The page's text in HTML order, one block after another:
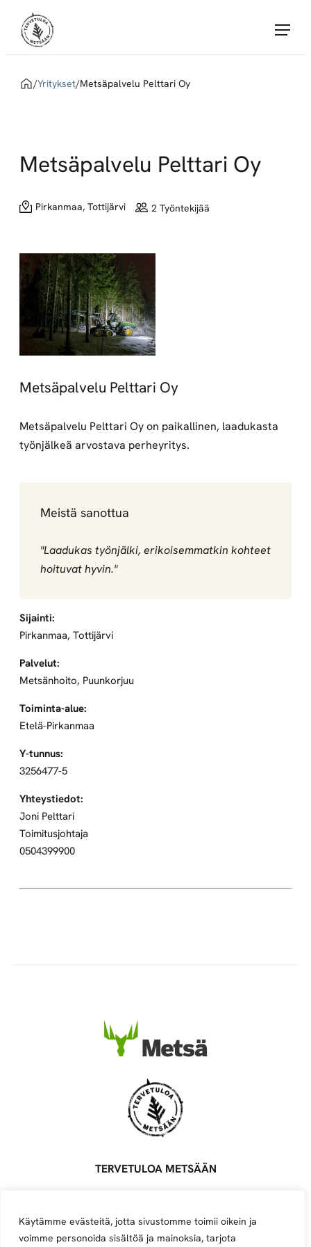
Käytämme evästeitä, jotta sivustomme toimii oikein ja
voimme personoida sisältöä ja mainoksia, tarjota
Siirry
suoraan
Tervetuloa Metsään!
Metsään
yhdistää
Groupin
ja
etsivät
huippuosaajat.
Home
/Yritykset/Metsäpalvelu Pelttari Oy
Metsäpalvelu Pelttari Oy
Pirkanmaa, Tottijärvi 2 Työntekijää
Metsäpalvelu Pelttari Oy
Metsäpalvelu Pelttari Oy on paikallinen, laadukasta
työnjälkeä arvostava perheyritys.
Meistä sanottua
"Laadukas työnjälki, erikoisemmatkin kohteet
hoituvat hyvin."
Sijainti:
Pirkanmaa, Tottijärvi
Palvelut:
Metsänhoito, Puunkorjuu
Toiminta-alue:
Etelä-Pirkanmaa
Y-tunnus:
3256477-5
Yhteystiedot:
Joni Pelttari
Toimitusjohtaja
0504399900
TERVETULOA METSÄÄN
kiinnostuneet.